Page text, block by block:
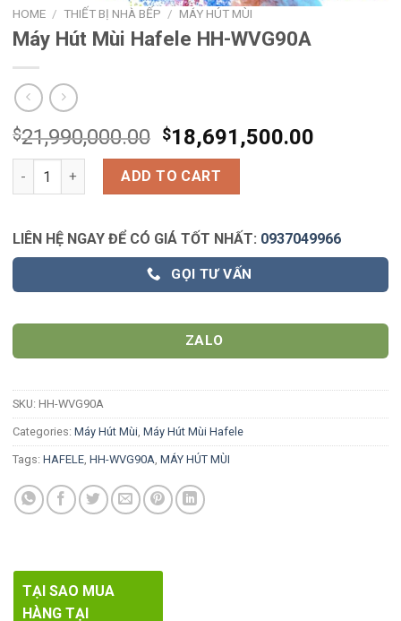
HOME / THIẾT BỊ NHÀ BẾP / MÁY HÚT MÙI
Máy Hút Mùi Hafele HH-WVG90A
$21,990,000.00 $18,691,500.00
Máy Hút Mùi Hafele HH-WVG90A quantity
ADD TO CART
LIÊN HỆ NGAY ĐỂ CÓ GIÁ TỐT NHẤT: 0937049966
GỌI TƯ VẤN
ZALO
SKU: HH-WVG90A
Categories: Máy Hút Mùi, Máy Hút Mùi Hafele
Tags: HAFELE, HH-WVG90A, MÁY HÚT MÙI
TẠI SAO MUA
HÀNG TẠI